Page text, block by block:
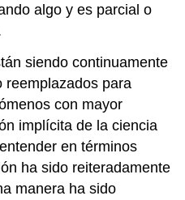
algo y es parcial o
siendo continuamente
reemplazados para
con mayor
implícita de la ciencia
en términos
ha sido reiteradamente
manera ha sido